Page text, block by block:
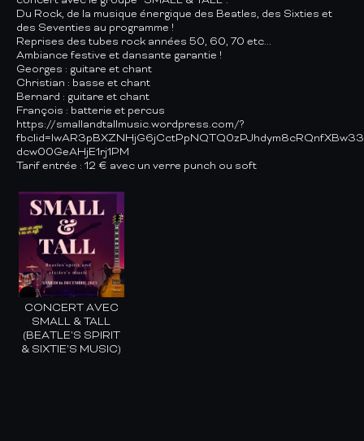
Du Rock, de la musique énergique des Beatles, des Sixties et
des Seventies au programme !
Reprises des tubes rock années 50, 60, 70 etc...
Ambiance festive et dansante garantie !
Georges : guitare et chant
Christian : basse et chant
Bernard : guitare et chant
François : batterie et percus
https://smallandtallmusic.wordpress.com/?
dcw00GeAHjE1rj1PM
Tarif entrée : 12 € avec un verre punch ou soft
CONCERT AVEC
SMALL & TALL
(BEATLE'S SPIRIT
& SIXTIE'S MUSIC)